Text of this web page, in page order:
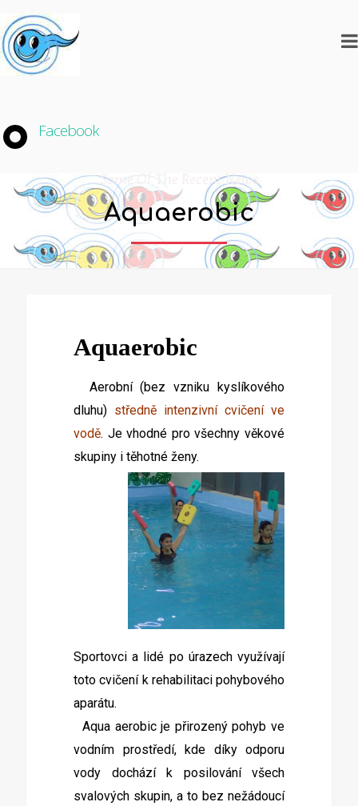
Facebook
Some Of The Recent News
Aquaerobic
Aquaerobic
Aerobní (bez vzniku kyslíkového
dluhu) středně intenzivní cvičení ve
vodě. Je vhodné pro všechny věkové
skupiny i těhotné ženy.
Sportovci a lidé po úrazech využívají
toto cvičení k rehabilitaci pohybového
aparátu.
Aqua aerobic je přirozený pohyb ve
vodním prostředí, kde díky odporu
vody dochází k posilování všech
svalových skupin, a to bez nežádoucí